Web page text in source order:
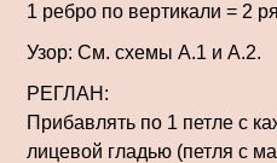
1 ребро по вертикали = 2
Узор: См. схемы А.1 и А.2.
РЕГЛАН:
Прибавлять по 1 петле с
лицевой гладью (петля с